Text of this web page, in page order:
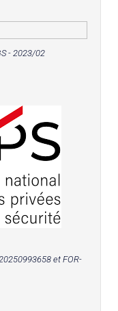
- 2023/02
et FOR-